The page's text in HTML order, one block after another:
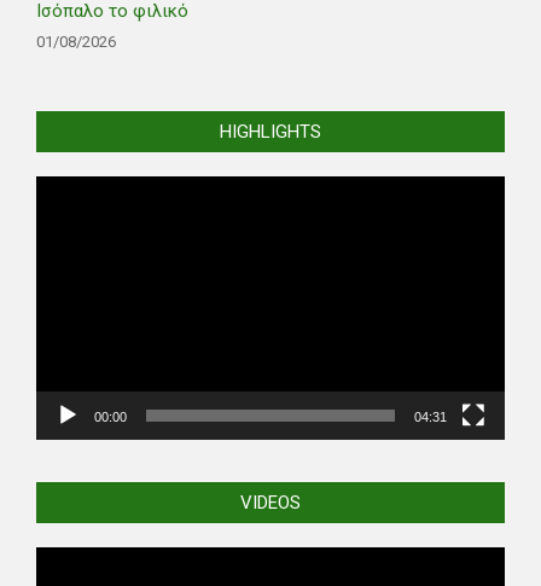
Ισόπαλο το φιλικό
01/08/2026
HIGHLIGHTS
00:00 04:31
VIDEOS